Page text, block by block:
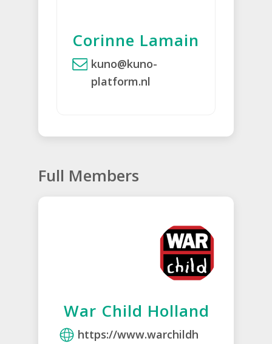
Corinne Lamain
kuno@kuno-
platform.nl
Full Members
War Child Holland
https://www.warchildh